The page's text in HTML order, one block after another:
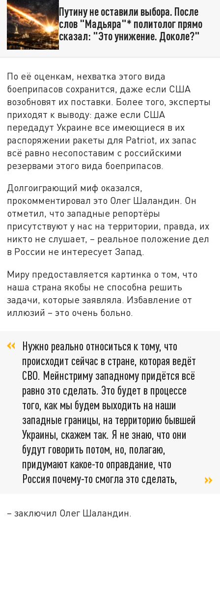
Путину не оставили выбора. После
слов "Мадьяра"* политолог прямо
сказал: "Это унижение. Доколе?"
По её оценкам, нехватка этого вида
боеприпасов сохранится, даже если США
возобновят их поставки. Более того, эксперты
приходят к выводу: даже если США
передадут Украине все имеющиеся в их
распоряжении ракеты для Patriot, их запас
всё равно несопоставим с российскими
резервами этого вида боеприпасов.
Долгоиграющий миф оказался,
прокомментировал это Олег Шаландин. Он
отметил, что западные репортёры
присутствуют у нас на территории, правда, их
никто не слушает, – реальное положение дел
в России не интересует Запад.
Миру предоставляется картинка о том, что
наша страна якобы не способна решить
задачи, которые заявляла. Избавление от
иллюзий – это очень больно.
Нужно реально относиться к тому, что
происходит сейчас в стране, которая ведёт
СВО. Мейнстриму западному придётся всё
равно это сделать. Это будет в процессе
того, как мы будем выходить на наши
западные границы, на территорию бывшей
Украины, скажем так. Я не знаю, что они
будут говорить потом, но, полагаю,
придумают какое-то оправдание, что
Россия почему-то смогла это сделать,
– заключил Олег Шаландин.